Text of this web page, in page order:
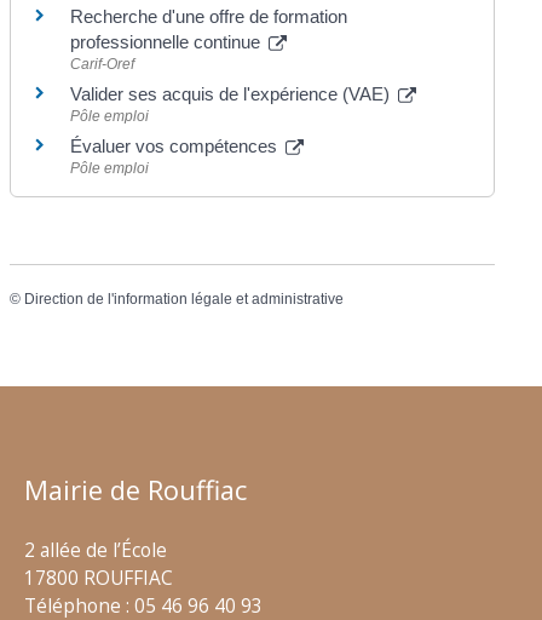
Recherche d'une offre de formation
professionnelle continue
Carif-Oref
Valider ses acquis de l'expérience (VAE)
Pôle emploi
Évaluer vos compétences
Pôle emploi
© Direction de l'information légale et administrative
Mairie de Rouffiac
2 allée de l’École
17800 ROUFFIAC
Téléphone : 05 46 96 40 93